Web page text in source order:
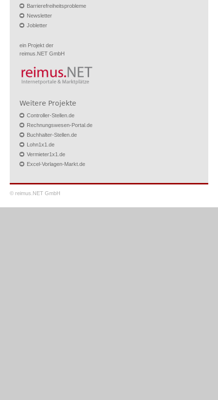
Barrierefreiheitsprobleme
Newsletter
Jobletter
ein Projekt der
reimus.NET GmbH
Weitere Projekte
Controller-Stellen.de
Rechnungswesen-Portal.de
Buchhalter-Stellen.de
Lohn1x1.de
Vermieter1x1.de
Excel-Vorlagen-Markt.de
© reimus.NET GmbH